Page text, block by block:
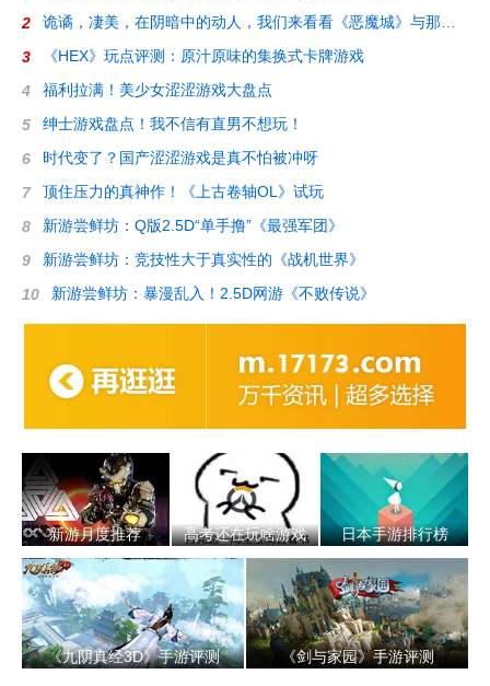
2
3 《HEX》玩点评测：原汁原味的集换式卡牌游戏
4 福利拉满！美少女涩涩游戏大盘点
5 绅士游戏盘点！我不信有直男不想玩！
6 时代变了？国产涩涩游戏是真不怕被冲呀
7 顶住压力的真神作！《上古卷轴OL》试玩
8 新游尝鲜坊：Q版2.5D“单手撸”《最强军团》
9 新游尝鲜坊：竞技性大于真实性的《战机世界》
10 新游尝鲜坊：暴漫乱入！2.5D网游《不败传说》
新游月度推荐 高考还在玩啥游戏 日本手游排行榜
《九阴真经3D》手游评测 《剑与家园》手游评测